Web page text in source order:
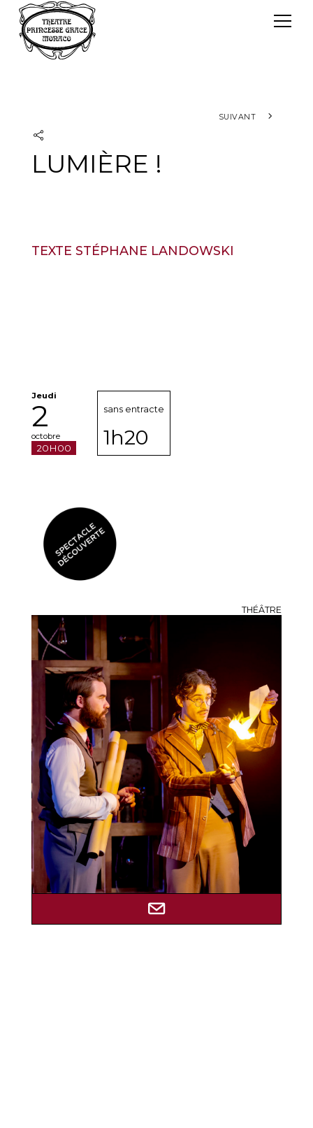
Le TPG
SUIVANT
LUMIÈRE !
TEXTE STÉPHANE LANDOWSKI
Jeudi
2
octobre
20H00
sans entracte
1h20
THÉÂTRE
Panneau de gestion des cookies